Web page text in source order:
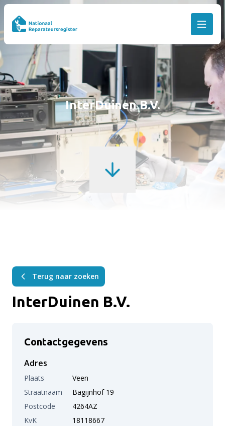
InterDuinen B.V.
Terug naar zoeken
InterDuinen B.V.
Contactgegevens
Adres
Plaats
Veen
Straatnaam
Bagijnhof 19
Postcode
4264AZ
KvK
18118667